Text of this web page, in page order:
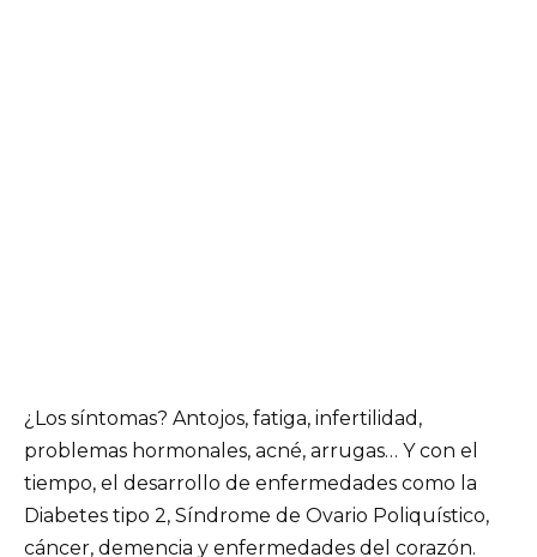
¿Los síntomas? Antojos, fatiga, infertilidad,
problemas hormonales, acné, arrugas… Y con el
tiempo, el desarrollo de enfermedades como la
Diabetes tipo 2, Síndrome de Ovario Poliquístico,
cáncer, demencia y enfermedades del corazón.